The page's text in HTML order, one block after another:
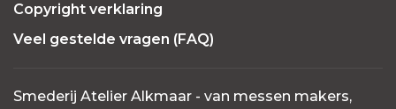
Copyright verklaring
Veel gestelde vragen (FAQ)
Smederij Atelier Alkmaar - van messen makers,